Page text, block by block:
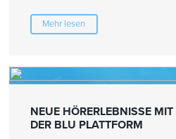
Mehr lesen
NEUE HÖRERLEBNISSE
DER BLU PLATTFORM